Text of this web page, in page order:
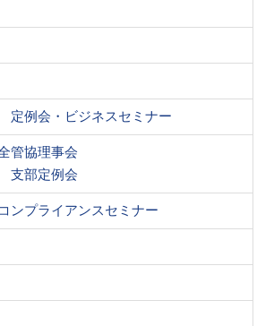
定例会・ビジネスセミナー
管協理事会
支部定例会
ンプライアンスセミナー